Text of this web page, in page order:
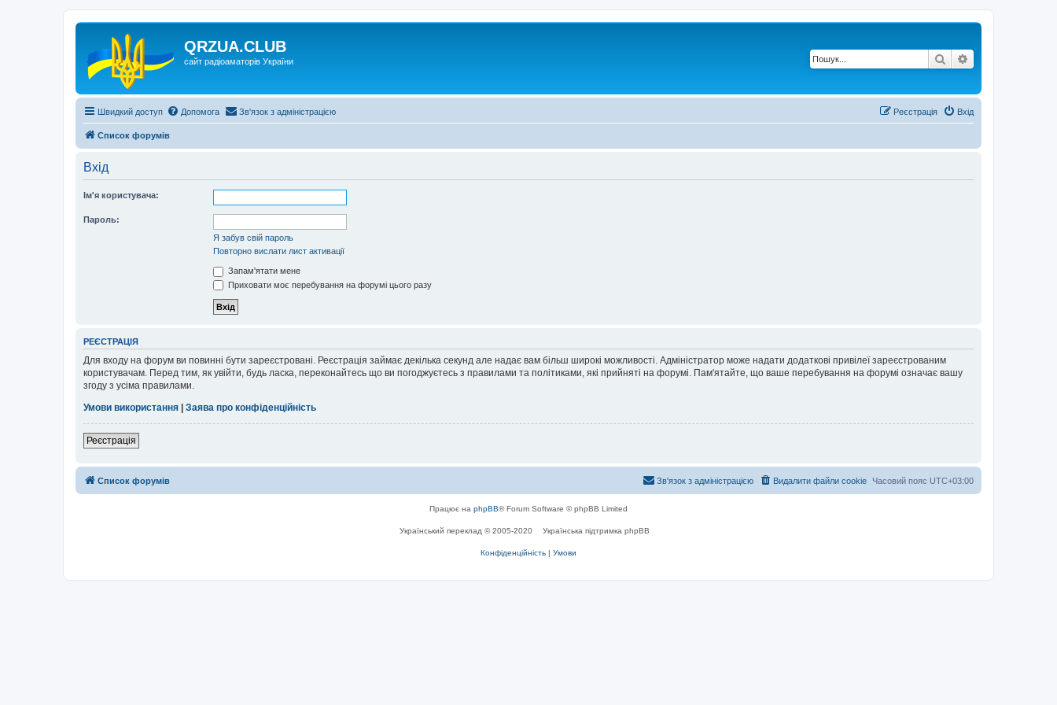
QRZUA.CLUB
сайт радіоаматорів України Пошук
Швидкий доступ Допомога Зв'язок з адміністрацією Вхід
Реєстрація
Список форумів
Вхід
Ім'я користувача:
Пароль:
Я забув свій пароль
Повторно вислати лист активації
Запам'ятати мене
Приховати моє перебування на форумі цього разу
РЕЄСТРАЦІЯ
Для входу на форум ви повинні бути зареєстровані. Реєстрація займає декілька секунд але надає вам більш широкі можливості. Адміністратор може надати додаткові привілеї зареєстрованим
користувачам. Перед тим, як увійти, будь ласка, переконайтесь що ви погоджуєтесь з правилами та політиками, які прийняті на форумі. Пам'ятайте, що ваше перебування на форумі означає вашу
згоду з усіма правилами.
Умови використання | Заява про конфіденційність
Реєстрація
Список форумів Часовий пояс UTC+03:00
Видалити файли cookie
Зв'язок з адміністрацією
Працює на phpBB® Forum Software © phpBB Limited
Український переклад © 2005-2020 Українська підтримка phpBB
Конфіденційність | Умови